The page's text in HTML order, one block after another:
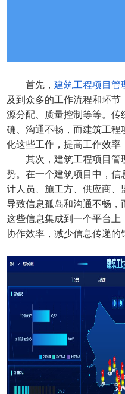
首先，建筑工程项目管
及到众多的工作流程和环
源分配、质量控制等等。
确、沟通不畅，而建筑工程
化这些工作，提高工作效率
其次，建筑工程项目管
势。在一个建筑项目中，信
计人员、施工方、供应商、
导致信息孤岛和沟通不畅
这些信息集成到一个平台上
协作效率，减少信息传递的